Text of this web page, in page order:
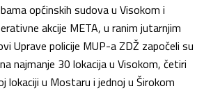
općinskih sudova u Visokom i
akcije META, u ranim jutarnjim
Uprave policije MUP-a ZDŽ započeli su
najmanje 30 lokacija u Visokom, četiri
lokaciji u Mostaru i jednoj u Širokom